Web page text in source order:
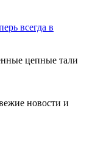
всегда в
цепные тали
новости и